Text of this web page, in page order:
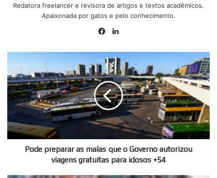
Redatora freelancer e revisora de artigos e textos acadêmicos.
Apaixonada por gatos e pelo conhecimento.
Facebook
preparar
as
malas
que
Governo
autorizou
viagens
gratuitasPode preparar as malas que o Governo autorizou
viagens gratuitas para idosos +54